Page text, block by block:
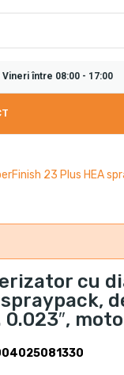
între 08:00 - 17:00
23 Plus HEA
cu
spraypack,
0.023″,